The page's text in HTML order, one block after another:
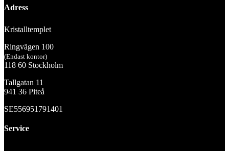
Adress
Kristalltemplet
Ringvägen 100
(Endast kontor)
118 60 Stockholm
Tallgatan 11
941 36 Piteå
SE556951791401
Service